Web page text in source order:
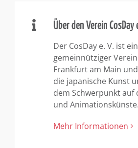
Über den Verein CosDay
Der CosDay e. V. ist ein
gemeinnütziger
Frankfurt am Main
die japanische Kunst
dem Schwerpunkt auf
und Animationskünste.
Mehr Informationen